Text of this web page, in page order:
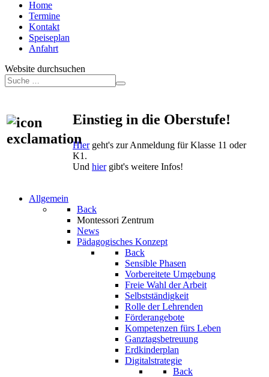
Home
Termine
Kontakt
Speiseplan
Anfahrt
Website durchsuchen
Einstieg in die Oberstufe!
Hiergeht's zur Anmeldung für Klasse 11 oder
K1.
Und hiergibt's weitere Infos!
Allgemein
Back
Montessori Zentrum
News
Pädagogisches Konzept
Back
Sensible Phasen
Vorbereitete Umgebung
Freie Wahl der Arbeit
Selbstständigkeit
Rolle der Lehrenden
Förderangebote
Kompetenzen fürs Leben
Ganztagsbetreuung
Erdkinderplan
Digitalstrategie
Back